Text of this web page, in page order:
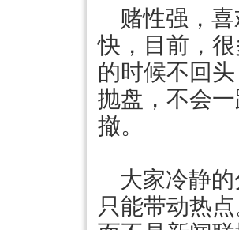
赌性强，
快，目前，
的时候不回
抛盘，不会
撤。
大家冷静
只能带动热